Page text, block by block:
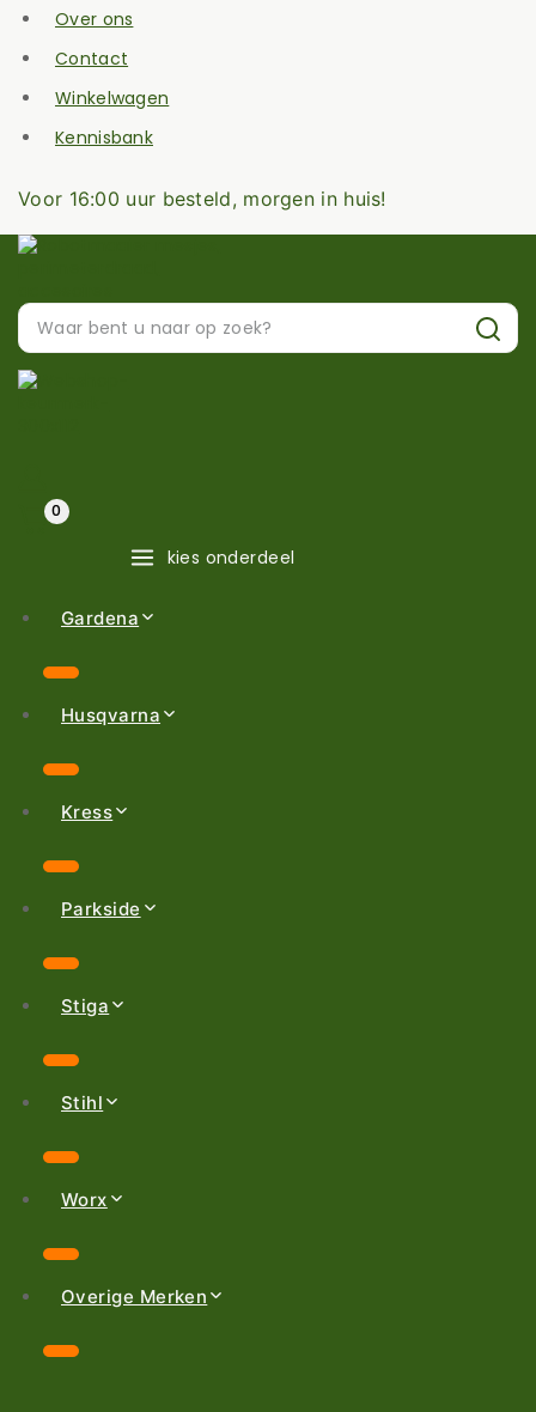
Over ons
Contact
Winkelwagen
Kennisbank
Voor 16:00 uur besteld, morgen in huis!
0
kies onderdeel
Gardena
Husqvarna
Kress
Parkside
Stiga
Stihl
Worx
Overige Merken